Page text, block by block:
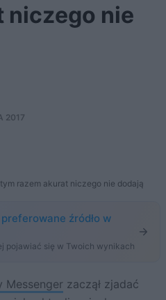
niczego nie
2017
razem akurat niczego nie dodają
źródło w
pojawiać się w Twoich wynikach
Messenger zaczął zjadać